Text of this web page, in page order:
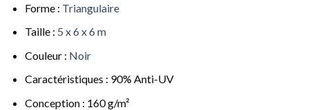
Forme : Triangulaire
Taille : 5 x 6 x 6 m
Couleur : Noir
Caractéristiques : 90% Anti-UV
Conception : 160 g/m²